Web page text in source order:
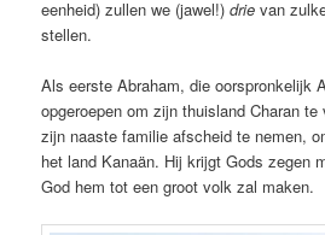
eenheid) zullen we (jawel!)drie van
stellen.
Als eerste Abraham, die oorspronkelijk
opgeroepen om zijn thuisland Charan
zijn naaste familie afscheid te nemen,
het land Kanaän. Hij krijgt Gods zegen
God hem tot een groot volk zal maken.